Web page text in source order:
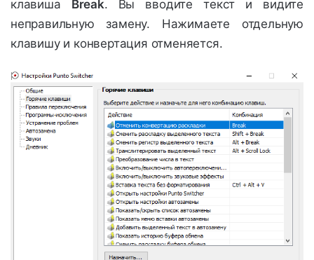
клавиша Break. Вы вводите текст и видите
неправильную замену. Нажимаете отдельную
клавишу и конвертация отменяется.